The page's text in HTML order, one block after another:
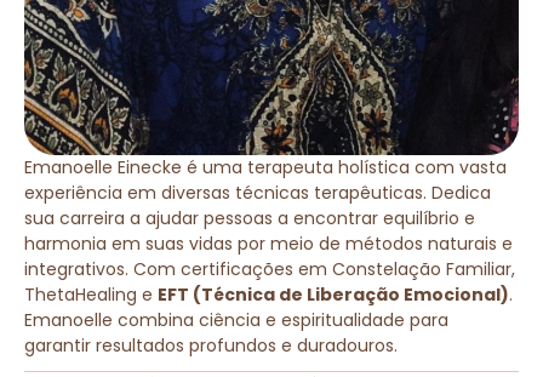
Emanoelle Einecke é uma terapeuta holística com vasta
experiência em diversas técnicas terapêuticas. Dedica
sua carreira a ajudar pessoas a encontrar equilíbrio e
harmonia em suas vidas por meio de métodos naturais e
integrativos. Com certificações em Constelação Familiar,
ThetaHealing e EFT (Técnica de Liberação Emocional).
Emanoelle combina ciência e espiritualidade para
garantir resultados profundos e duradouros.